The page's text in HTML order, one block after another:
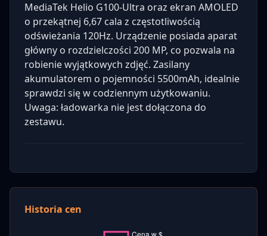
MediaTek Helio G100-Ultra oraz ekran AMOLED
o przekątnej 6,67 cala z częstotliwością
odświeżania 120Hz. Urządzenie posiada aparat
główny o rozdzielczości 200 MP, co pozwala na
robienie wyjątkowych zdjęć. Zasilany
akumulatorem o pojemności 5500mAh, idealnie
sprawdzi się w codziennym użytkowaniu.
Uwaga: ładowarka nie jest dołączona do
zestawu.
Historia cen